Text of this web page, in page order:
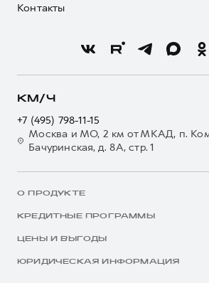
Контакты
КМ/Ч
+7 (495) 798-11-15
Москва и МО, 2 км от МКАД, п.
Бачуринская, д. 8А, стр. 1
О ПРОДУКТЕ
КРЕДИТНЫЕ ПРОГРАММЫ
ЦЕНЫ И ВЫГОДЫ
ЮРИДИЧЕСКАЯ ИНФОРМАЦИЯ